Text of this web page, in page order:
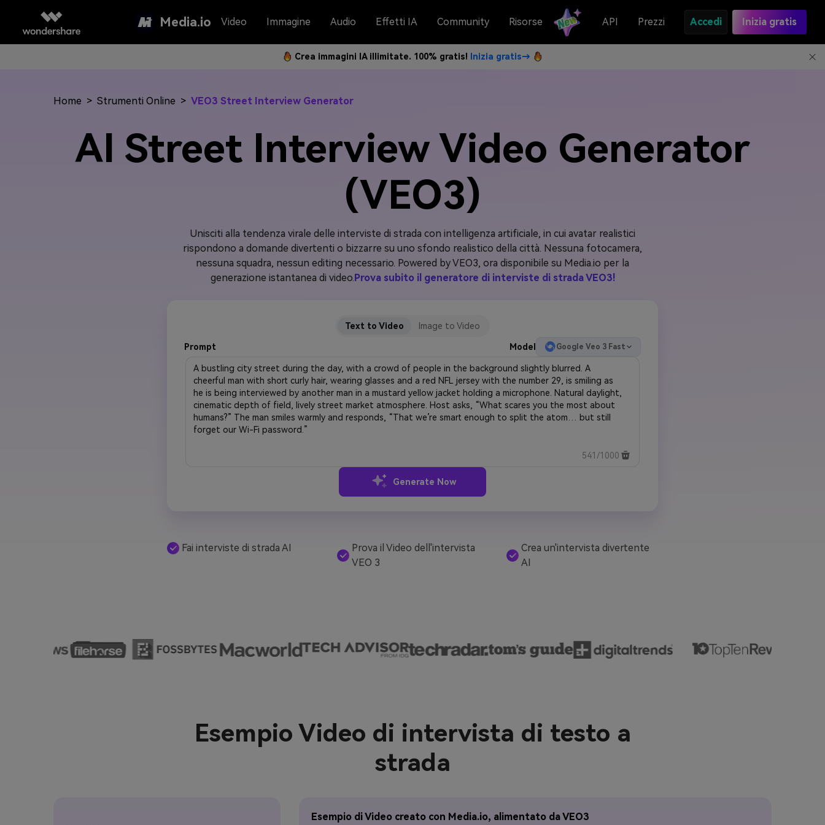
Media.io Video Immagine Audio Effetti IA Community Risorse API Prezzi Accedi Inizia gratis
Crea immagini IA illimitate. 100% gratis! Inizia gratis→
Home > Strumenti Online > VEO3 Street Interview Generator
AI Street Interview Video Generator
(VEO3)
Unisciti alla tendenza virale delle interviste di strada con intelligenza artificiale, in cui avatar realistici
rispondono a domande divertenti o bizzarre su uno sfondo realistico della città. Nessuna fotocamera,
nessuna squadra, nessun editing necessario. Powered by VEO3, ora disponibile su Media.io per la
generazione istantanea di video.Prova subito il generatore di interviste di strada VEO3!
Text to Video Image to Video
Prompt Model Google Veo 3 Fast
541/1000
Generate Now
Fai interviste di strada AI
Prova il Video dell'intervista
VEO 3
Crea un'intervista divertente
AI
Esempio Video di intervista di testo a
strada
Esempio di Video creato con Media.io, alimentato da VEO3